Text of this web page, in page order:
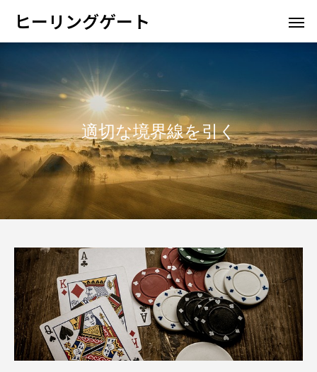
ヒーリングゲート
適切な境界線を引く